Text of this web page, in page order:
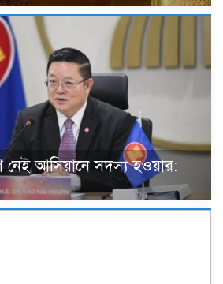
নেই আসিয়ানে সদস্য হওয়ার: